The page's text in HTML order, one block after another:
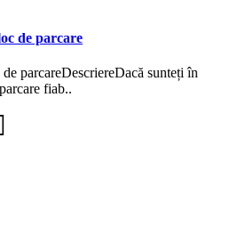
de parcare
parcareDescriereDacă sunteți în
fiab..